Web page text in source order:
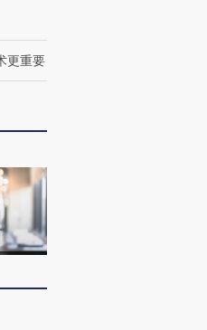
视线｜被称为“蟑螂”的印
度Z世代 用街头抗争将教
育部长拱下台
更重要